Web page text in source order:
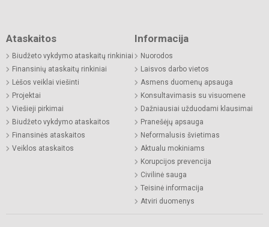
Ataskaitos
Biudžeto vykdymo ataskaitų rinkiniai
Finansinių ataskaitų rinkiniai
Lėšos veiklai viešinti
Projektai
Viešieji pirkimai
Biudžeto vykdymo ataskaitos
Finansinės ataskaitos
Veiklos ataskaitos
Informacija
Nuorodos
Laisvos darbo vietos
Asmens duomenų apsauga
Konsultavimasis su visuomene
Dažniausiai užduodami klausimai
Pranešėjų apsauga
Neformalusis švietimas
Aktualu mokiniams
Korupcijos prevencija
Civilinė sauga
Teisinė informacija
Atviri duomenys